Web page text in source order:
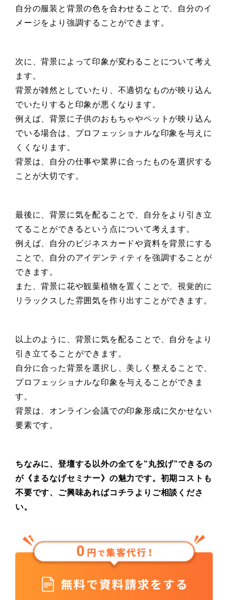
自分の服装と背景の色を合わせることで、自分のイ
メージをより強調することができます。
次に、背景によって印象が変わることについて考え
ます。
背景が雑然としていたり、不適切なものが映り込ん
でいたりすると印象が悪くなります。
例えば、背景に子供のおもちゃやペットが映り込ん
でいる場合は、プロフェッショナルな印象を与えに
くくなります。
背景は、自分の仕事や業界に合ったものを選択する
ことが大切です。
最後に、背景に気を配ることで、自分をより引き立
てることができるという点について考えます。
例えば、自分のビジネスカードや資料を背景にする
ことで、自分のアイデンティティを強調することが
できます。
また、背景に花や観葉植物を置くことで、視覚的に
リラックスした雰囲気を作り出すことができます。
以上のように、背景に気を配ることで、自分をより
引き立てることができます。
自分に合った背景を選択し、美しく整えることで、
プロフェッショナルな印象を与えることができま
す。
背景は、オンライン会議での印象形成に欠かせない
要素です。
ちなみに、登壇する以外の全てを”丸投げ”できるの
が《まるなげセミナー》の魅力です。初期コストも
不要です、ご興味あればコチラよりご相談くださ
い。